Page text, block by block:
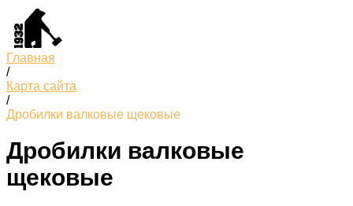
Главная
/
Карта сайта
/
Дробилки валковые щековые
Дробилки валковые
щековые